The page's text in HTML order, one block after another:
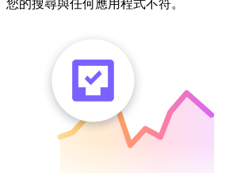
您的搜尋與任何應用程式不符。